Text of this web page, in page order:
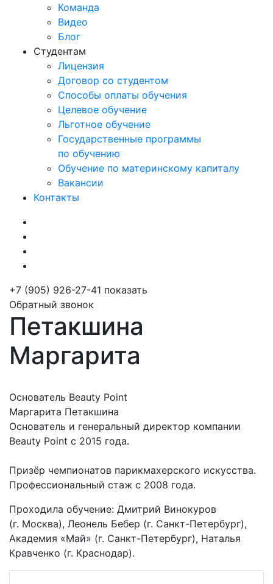
Команда
Видео
Блог
Студентам
Лицензия
Договор со студентом
Способы оплаты обучения
Целевое обучение
Льготное обучение
Государственные программы
по обучению
Обучение по материнскому капиталу
Вакансии
Контакты
+7 (905) 926-27-41 показать
Обратный звонок
Петакшина
Маргарита
Основатель Beauty Point
Маргарита Петакшина
Основатель и генеральный директор компании
Beauty Point с 2015 года.
Призёр чемпионатов парикмахерского искусства.
Профессиональный стаж с 2008 года.
Проходила обучение: Дмитрий Винокуров
(г. Москва), Леонель Бебер (г. Санкт-Петербург),
Академия «Май» (г. Санкт-Петербург), Наталья
Кравченко (г. Краснодар).